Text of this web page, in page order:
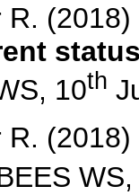
R. (2018)
10th
R. (2018)